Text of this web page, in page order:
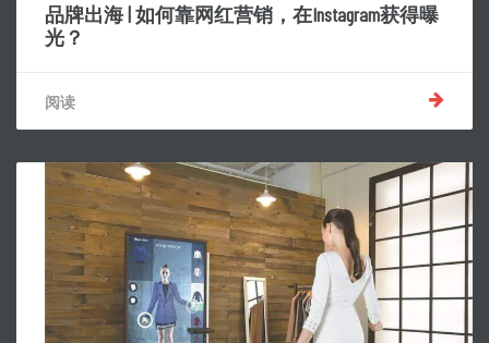
品牌出海 | 如何靠网红营销，在Instagram获得曝
光？
阅读